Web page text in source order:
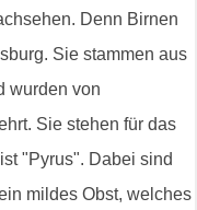
Denn Birnen
Sie stammen aus
wurden von
Sie stehen für das
"Pyrus". Dabei sind
mildes Obst, welches